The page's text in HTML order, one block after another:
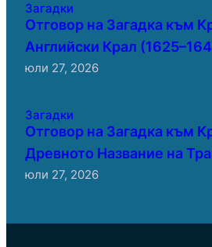
Загадки
Отговор на Загадка към
Английски Крал
юли 27, 2026
Загадки
Отговор на Загадка към
Древното Название на
юли 27, 2026